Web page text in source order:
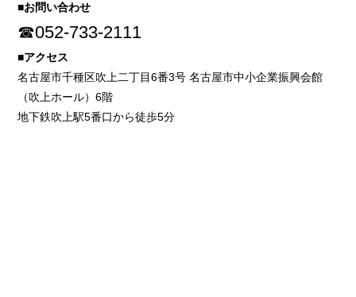
■お問い合わせ
☎052-733-2111
■アクセス
名古屋市千種区吹上二丁目6番3号 名古屋市中小企業振興会館
（吹上ホール）6階
地下鉄吹上駅5番口から徒歩5分